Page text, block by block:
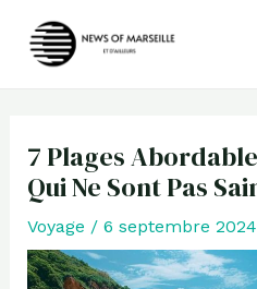
7 Plages
Qui Ne Sont Pas
Voyage / 6 septembre 2024